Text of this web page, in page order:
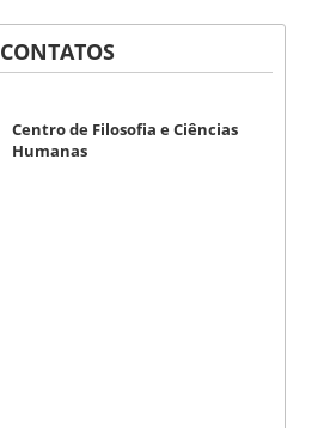
CONTATOS
Centro de Filosofia e Ciências
Humanas